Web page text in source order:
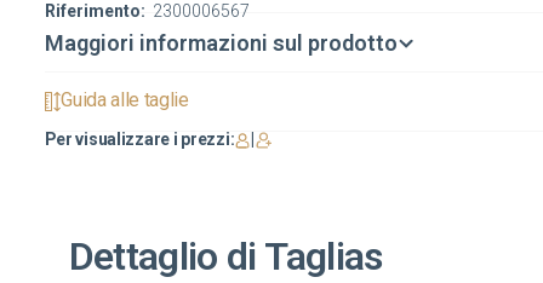
Riferimento: 2300006567
Maggiori informazioni sul prodotto
Guida alle taglie
Per visualizzare i prezzi:
Dettaglio di Taglias